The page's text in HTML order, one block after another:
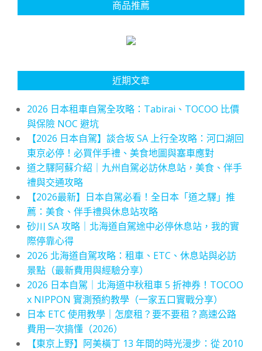
商品推薦
近期文章
2026 日本租車自駕全攻略：Tabirai、TOCOO 比價
與保險 NOC 避坑
【2026 日本自駕】談合坂 SA 上行全攻略：河口湖回
東京必停！必買伴手禮、美食地圖與塞車應對
道之驛阿蘇介紹｜九州自駕必訪休息站，美食、伴手
禮與交通攻略
【2026最新】日本自駕必看！全日本「道之驛」推
薦：美食、伴手禮與休息站攻略
砂川 SA 攻略｜北海道自駕途中必停休息站，我的實
際停靠心得
2026 北海道自駕攻略：租車、ETC、休息站與必訪
景點（最新費用與經驗分享）
2026 日本自駕｜北海道中秋租車 5 折神券！TOCOO
x NIPPON 實測預約教學（一家五口實戰分享）
日本 ETC 使用教學｜怎麼租？要不要租？高速公路
費用一次搞懂（2026）
【東京上野】阿美橫丁 13 年間的時光漫步：從 2010